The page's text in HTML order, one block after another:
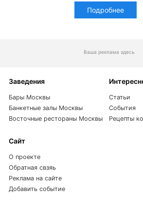
Подробнее
Ваша реклама здесь
Заведения
Бары Москвы
Банкетные залы Москвы
Восточные рестораны Москвы
Статьи
События
Рецепты
Сайт
О проекте
Обратная свзяь
Реклама на сайте
Добавить событие